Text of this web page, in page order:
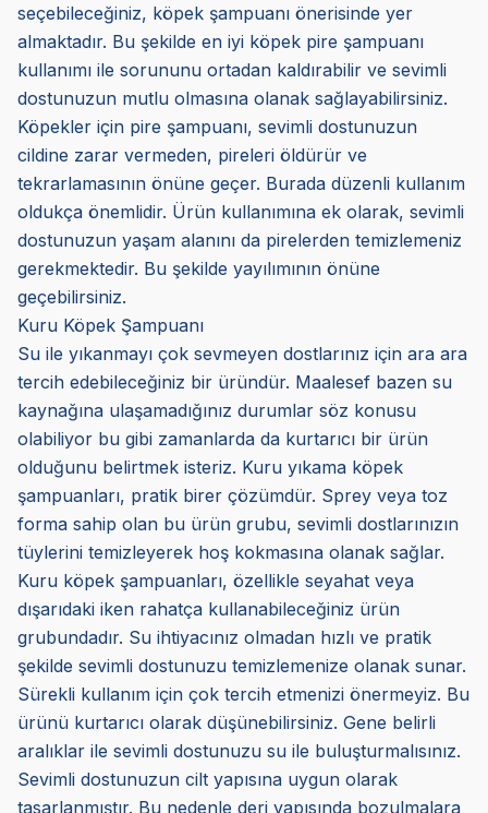
seçebileceğiniz, köpek şampuanı önerisinde yer
almaktadır. Bu şekilde en iyi köpek pire şampuanı
kullanımı ile sorununu ortadan kaldırabilir ve sevimli
dostunuzun mutlu olmasına olanak sağlayabilirsiniz.
Köpekler için pire şampuanı, sevimli dostunuzun
cildine zarar vermeden, pireleri öldürür ve
tekrarlamasının önüne geçer. Burada düzenli kullanım
oldukça önemlidir. Ürün kullanımına ek olarak, sevimli
dostunuzun yaşam alanını da pirelerden temizlemeniz
gerekmektedir. Bu şekilde yayılımının önüne
geçebilirsiniz.
Kuru Köpek Şampuanı
Su ile yıkanmayı çok sevmeyen dostlarınız için ara ara
tercih edebileceğiniz bir üründür. Maalesef bazen su
kaynağına ulaşamadığınız durumlar söz konusu
olabiliyor bu gibi zamanlarda da kurtarıcı bir ürün
olduğunu belirtmek isteriz. Kuru yıkama köpek
şampuanları, pratik birer çözümdür. Sprey veya toz
forma sahip olan bu ürün grubu, sevimli dostlarınızın
tüylerini temizleyerek hoş kokmasına olanak sağlar.
Kuru köpek şampuanları, özellikle seyahat veya
dışarıdaki iken rahatça kullanabileceğiniz ürün
grubundadır. Su ihtiyacınız olmadan hızlı ve pratik
şekilde sevimli dostunuzu temizlemenize olanak sunar.
Sürekli kullanım için çok tercih etmenizi önermeyiz. Bu
ürünü kurtarıcı olarak düşünebilirsiniz. Gene belirli
aralıklar ile sevimli dostunuzu su ile buluşturmalısınız.
Sevimli dostunuzun cilt yapısına uygun olarak
tasarlanmıştır. Bu nedenle deri yapısında bozulmalara